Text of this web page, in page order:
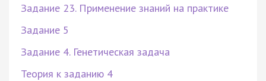
Задание 23. Применение знаний на практике
Задание 5
Задание 4. Генетическая задача
Теория к заданию 4